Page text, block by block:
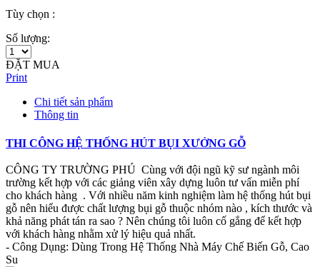
Tùy chọn :
Số lượng:
ĐẶT MUA
Print
Chi tiết sản phẩm
Thông tin
THI CÔNG HỆ THỐNG HÚT BỤI XƯỞNG GỖ
CÔNG TY TRƯỜNG PHÚ Cùng với đội ngũ kỹ sư ngành môi
trường kết hợp với các giảng viên xây dựng luôn tư vấn miễn phí
cho khách hàng . Với nhiều năm kinh nghiệm làm hệ thống hút bụi
gỗ nên hiểu được chất lượng bụi gỗ thuộc nhóm nào , kích thước và
khả năng phát tán ra sao ? Nên chúng tôi luôn cố gắng để kết hợp
với khách hàng nhằm xử lý hiệu quả nhất.
- Công Dụng: Dùng Trong Hệ Thống Nhà Máy Chế Biến Gỗ, Cao
Su